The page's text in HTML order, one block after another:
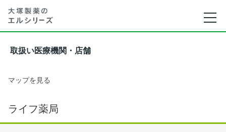
取扱い医療機関・店舗
マップを見る
ライフ薬局